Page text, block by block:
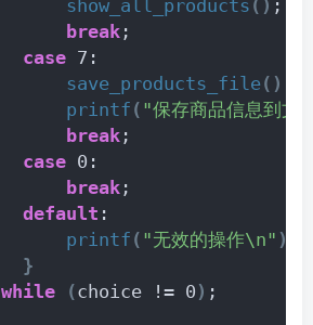
show_all_products () ;
break ;
case 7:
save_products_file()
printf ( "保存商品信息到文
break ;
case 0:
break ;
default :
printf ( "无效的操作\n" )
}
while (choice != 0 ) ;